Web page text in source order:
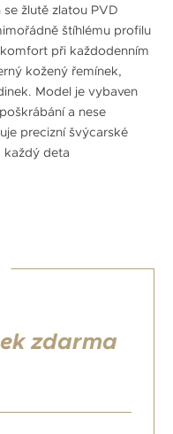
se žlutě zlatou PVD
štíhlému profilu
při každodenním
kožený řemínek,
Model je vybaven
a nese
precizní švýcarské
každý deta
zdarma